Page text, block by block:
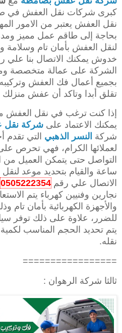
كبرى شركات نقل العفش في
نقل العفش يعتبر من الامور
بحاجة إلى طاقم عمل مميز
لنقل العفش بأمان تام
خدوش يمكنك الاتصال بنا علي
الشركة على عمالة متخصصة
بجميع أعمال فك العفش وتركيبه
تقلق أبدا وتاكد أن عفش
إذا كنت ترغب في نقل العفش
يمكنك الاعتماد على شركة نقل
شركة النسر الذهبي التي تقدم
لعملائها الكرام، فهي تحرص
ساعة والقيام بتحديد موعد
الاتصال علي رقم0505222354
نجارين وفنيين كهرباء يتم
والأجهزة الكهربائية بأمان
للضرر، علاوة على ذلك توفر
يتم تحديد الحجم المناسب
نقله.
=================
ثالثا شركة الرهوان :